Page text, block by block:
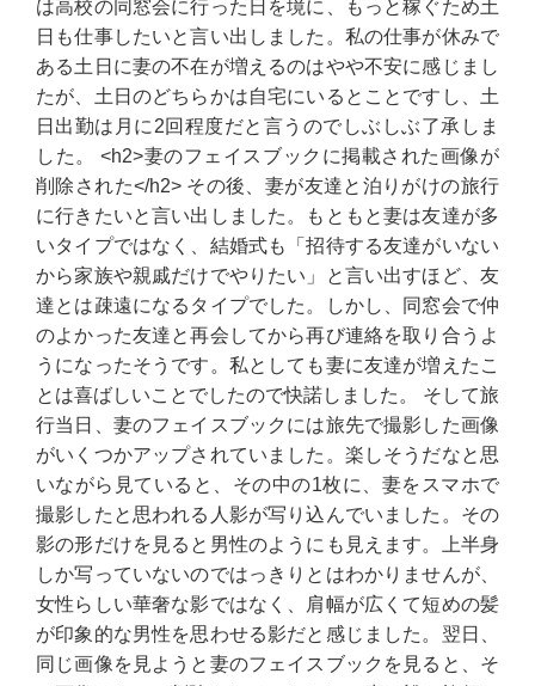
は高校の同窓会に行った日を境に、もっと稼ぐため土
日も仕事したいと言い出しました。私の仕事が休みで
ある土日に妻の不在が増えるのはやや不安に感じまし
たが、土日のどちらかは自宅にいるとことですし、土
日出勤は月に2回程度だと言うのでしぶしぶ了承しま
した。 <h2>妻のフェイスブックに掲載された画像が
削除された</h2> その後、妻が友達と泊りがけの旅行
に行きたいと言い出しました。もともと妻は友達が多
いタイプではなく、結婚式も「招待する友達がいない
から家族や親戚だけでやりたい」と言い出すほど、友
達とは疎遠になるタイプでした。しかし、同窓会で仲
のよかった友達と再会してから再び連絡を取り合うよ
うになったそうです。私としても妻に友達が増えたこ
とは喜ばしいことでしたので快諾しました。 そして旅
行当日、妻のフェイスブックには旅先で撮影した画像
がいくつかアップされていました。楽しそうだなと思
いながら見ていると、その中の1枚に、妻をスマホで
撮影したと思われる人影が写り込んでいました。その
影の形だけを見ると男性のようにも見えます。上半身
しか写っていないのではっきりとはわかりませんが、
女性らしい華奢な影ではなく、肩幅が広くて短めの髪
が印象的な男性を思わせる影だと感じました。翌日、
同じ画像を見ようと妻のフェイスブックを見ると、そ